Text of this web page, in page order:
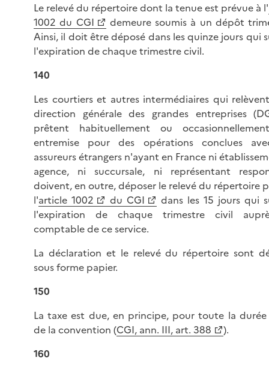
Le relevé du répertoire dont la tenue est prévue à l'
1002 du CGI
demeure soumis à un dépôt
Ainsi, il doit être déposé dans les quinze jours qui
l'expiration de chaque trimestre civil.
140
Les courtiers et autres intermédiaires qui
direction générale des grandes entreprises
prêtent habituellement ou
entremise pour des opérations conclues
assureurs étrangers n'ayant en France ni
agence, ni succursale, ni représentant
doivent, en outre, déposer le relevé du répertoire
l'article 1002 du CGI
dans les 15 jours qui
l'expiration de chaque trimestre civil
comptable de ce service.
La déclaration et le relevé du répertoire sont
sous forme papier.
150
La taxe est due, en principe, pour toute la
de la convention (CGI, ann. III, art. 388
).
160